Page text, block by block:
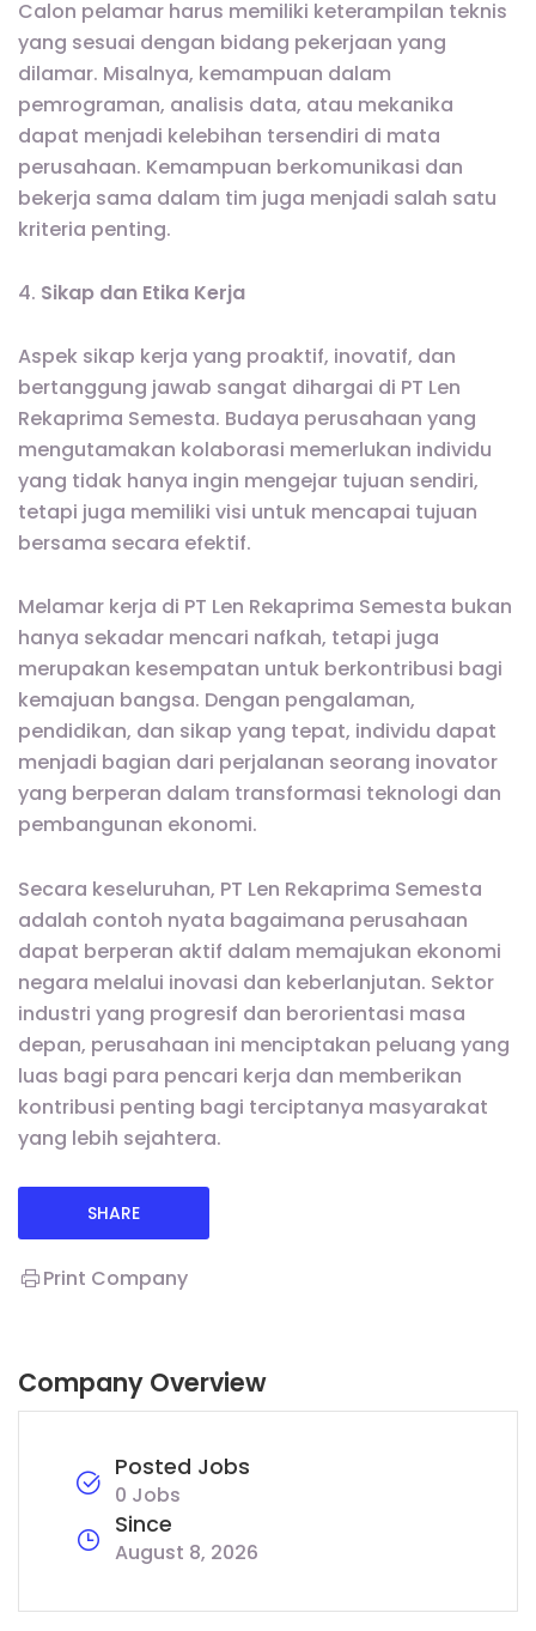
Calon pelamar harus memiliki keterampilan teknis
yang sesuai dengan bidang pekerjaan yang
dilamar. Misalnya, kemampuan dalam
pemrograman, analisis data, atau mekanika
dapat menjadi kelebihan tersendiri di mata
perusahaan. Kemampuan berkomunikasi dan
bekerja sama dalam tim juga menjadi salah satu
kriteria penting.
4. Sikap dan Etika Kerja
Aspek sikap kerja yang proaktif, inovatif, dan
bertanggung jawab sangat dihargai di PT Len
Rekaprima Semesta. Budaya perusahaan yang
mengutamakan kolaborasi memerlukan individu
yang tidak hanya ingin mengejar tujuan sendiri,
tetapi juga memiliki visi untuk mencapai tujuan
bersama secara efektif.
Melamar kerja di PT Len Rekaprima Semesta bukan
hanya sekadar mencari nafkah, tetapi juga
merupakan kesempatan untuk berkontribusi bagi
kemajuan bangsa. Dengan pengalaman,
pendidikan, dan sikap yang tepat, individu dapat
menjadi bagian dari perjalanan seorang inovator
yang berperan dalam transformasi teknologi dan
pembangunan ekonomi.
Secara keseluruhan, PT Len Rekaprima Semesta
adalah contoh nyata bagaimana perusahaan
dapat berperan aktif dalam memajukan ekonomi
negara melalui inovasi dan keberlanjutan. Sektor
industri yang progresif dan berorientasi masa
depan, perusahaan ini menciptakan peluang yang
luas bagi para pencari kerja dan memberikan
kontribusi penting bagi terciptanya masyarakat
yang lebih sejahtera.
SHARE
Print Company
Company Overview
Posted Jobs
0 Jobs
Since
August 8, 2026